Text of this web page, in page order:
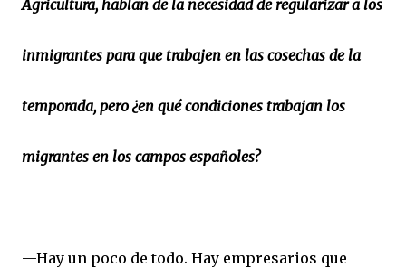
Agricultura, hablan de la necesidad de regularizar a los
inmigrantes para que trabajen en las cosechas de la
temporada, pero ¿en qué condiciones trabajan los
migrantes en los campos españoles?
—Hay un poco de todo. Hay empresarios que